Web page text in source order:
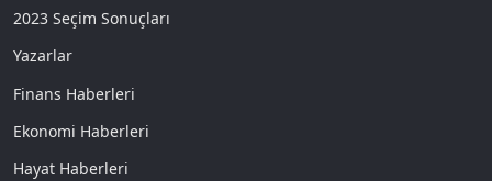
2023 Seçim Sonuçları
Yazarlar
Finans Haberleri
Ekonomi Haberleri
Hayat Haberleri